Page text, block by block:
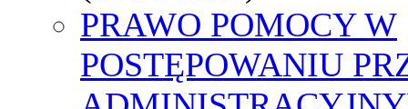
PRAWO POMOCY W
POSTĘPOWANIU